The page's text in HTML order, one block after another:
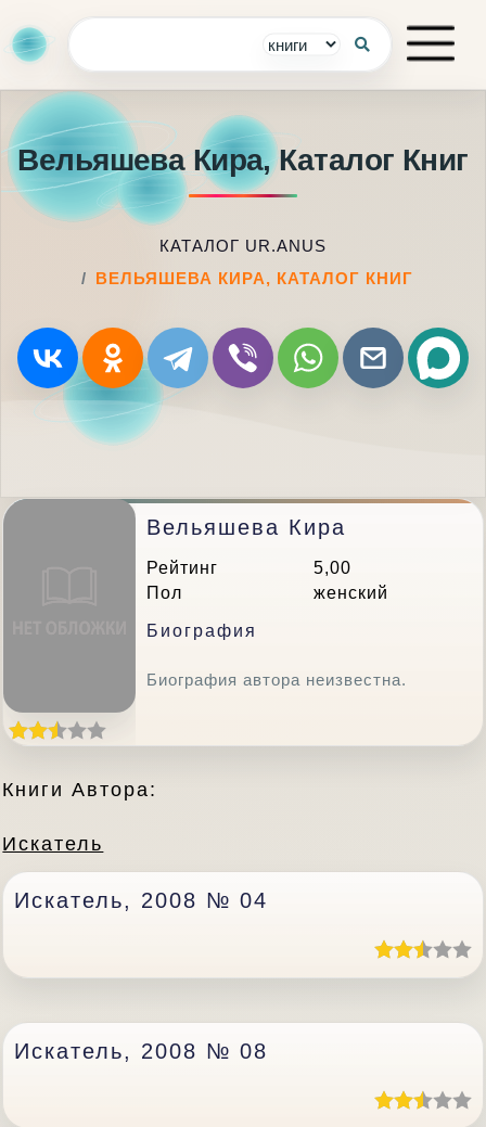
Вельяшева Кира, Каталог Книг
КАТАЛОГ UR.ANUS
ВЕЛЬЯШЕВА КИРА, КАТАЛОГ КНИГ
Вельяшева Кира
Рейтинг
5,00
Пол
женский
Биография
Биография автора неизвестна.
Книги Автора:
Искатель
Искатель, 2008 № 04
Искатель, 2008 № 08